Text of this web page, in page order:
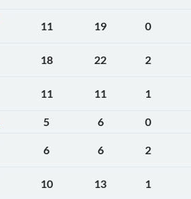
11 19
0
18 22
2
11 11 1
5 6
0
6 6
2
10 13 1